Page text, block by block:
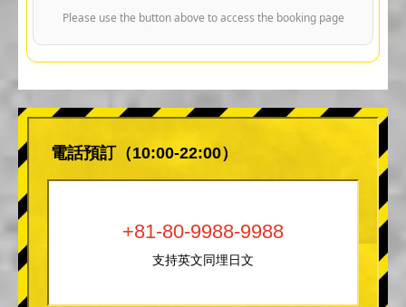
Please use the button above to access the booking page
電話預訂（10:00-22:00）
+81-80-9988-9988
支持英文同埋日文